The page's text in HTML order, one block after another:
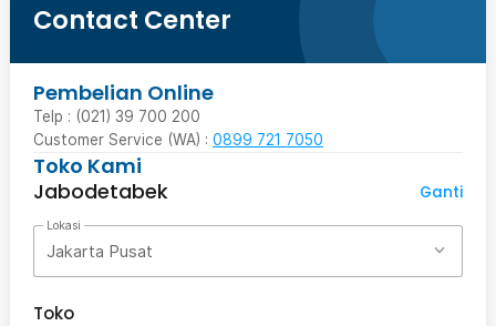
Contact Center
Pembelian Online
Telp : (021) 39 700 200
Customer Service (WA) : 0899 721 7050
Toko Kami
Jabodetabek
Ganti
Lokasi
Jakarta Pusat
Toko